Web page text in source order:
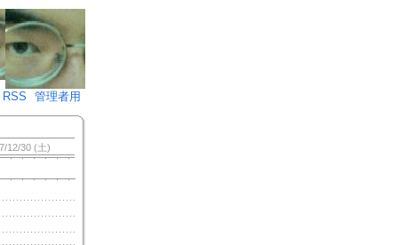
♪)÷2
RSS 管理者用
12/30 (土)